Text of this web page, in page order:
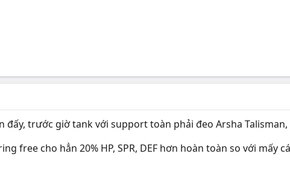
đấy, trước giờ tank với support toàn phải đeo Arsha
free cho hẳn 20% HP, SPR, DEF hơn hoàn toàn so với mấy